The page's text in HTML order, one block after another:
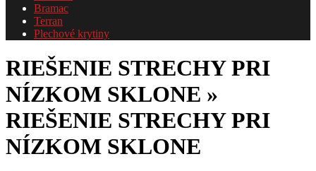
Bramac
Terran
Plechové krytiny
RIEŠENIE STRECHY PRI
NÍZKOM SKLONE »
RIEŠENIE STRECHY PRI
NÍZKOM SKLONE